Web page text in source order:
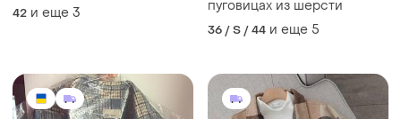
42 и еще 3 пуговицах из шерсти
36 / S / 44 и еще 5